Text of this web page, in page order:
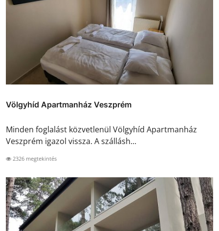
Völgyhíd Apartmanház Veszprém
Minden foglalást közvetlenül Völgyhíd Apartmanház
Veszprém igazol vissza. A szállásh...
2326 megtekintés